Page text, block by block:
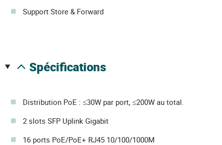
Support Store & Forward
spécifications
Distribution PoE : ≤30W par port, ≤200W au total.
2 slots SFP Uplink Gigabit
16 ports PoE/PoE+ RJ45 10/100/1000M